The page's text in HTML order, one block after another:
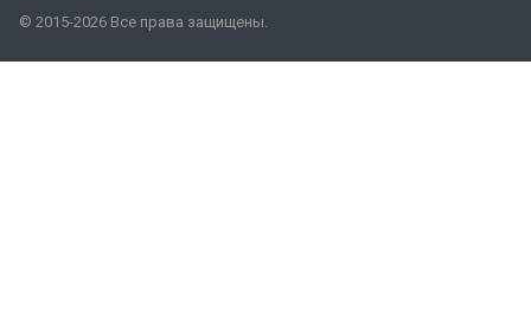
© 2015-2026 Все права защищены.